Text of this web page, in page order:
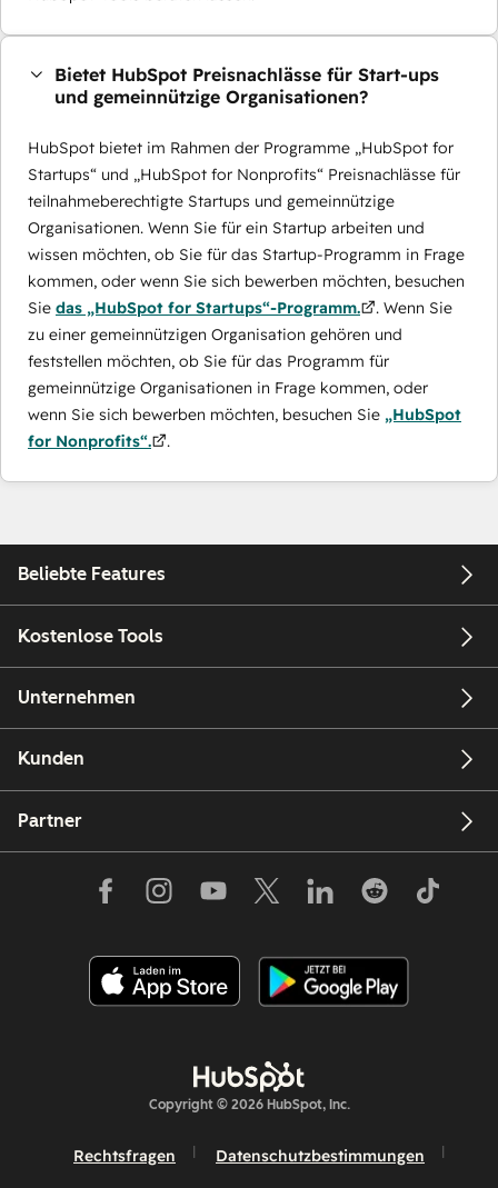
Bietet HubSpot Preisnachlässe für Start-ups
und gemeinnützige Organisationen?
HubSpot bietet im Rahmen der Programme „HubSpot for
Startups“ und „HubSpot for Nonprofits“ Preisnachlässe für
teilnahmeberechtigte Startups und gemeinnützige
Organisationen. Wenn Sie für ein Startup arbeiten und
wissen möchten, ob Sie für das Startup-Programm in Frage
kommen, oder wenn Sie sich bewerben möchten, besuchen
Sie das „HubSpot for Startups“-Programm.
. Wenn Sie
zu einer gemeinnützigen Organisation gehören und
feststellen möchten, ob Sie für das Programm für
gemeinnützige Organisationen in Frage kommen, oder
wenn Sie sich bewerben möchten, besuchen Sie „HubSpot
for Nonprofits“.
.
Beliebte Features
Kostenlose Tools
Unternehmen
Kunden
Partner
Copyright © 2026 HubSpot, Inc.
Rechtsfragen Datenschutzbestimmungen